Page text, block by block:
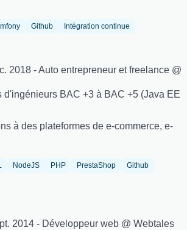
Github Intégration continue
2018 - Auto entrepreneur et freelance @
d'ingénieurs BAC +3 à BAC +5 (Java EE
à des plateformes de e-commerce, e-
NodeJS PHP PrestaShop
Github
2014 - Développeur web @ Webtales